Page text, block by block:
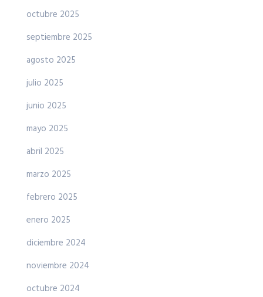
octubre 2025
septiembre 2025
agosto 2025
julio 2025
junio 2025
mayo 2025
abril 2025
marzo 2025
febrero 2025
enero 2025
diciembre 2024
noviembre 2024
octubre 2024